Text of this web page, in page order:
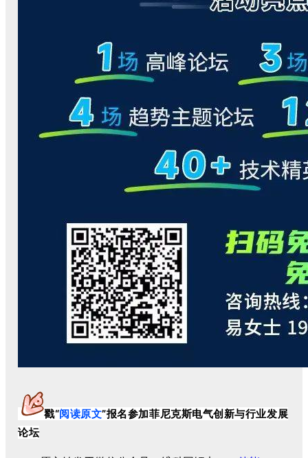
戳“阅读原文”报名参加菲尼克斯电气创新与行业发展
论坛